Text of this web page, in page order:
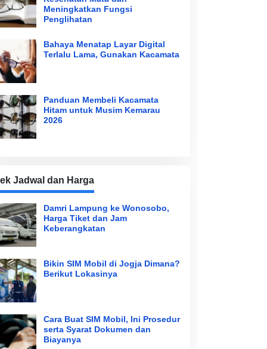
Meningkatkan Fungsi
Penglihatan
Bahaya Menatap Layar Digital
Terlalu Lama, Gunakan Kacamata
Panduan Membeli Kacamata
Hitam untuk Musim Kemarau
2026
Jadwal dan Harga
Damri Lampung ke Wonosobo,
Harga Tiket dan Jam
Keberangkatan
Bikin SIM Mobil di Jogja Dimana?
Berikut Lokasinya
Cara Buat SIM Mobil, Ini Prosedur
serta Syarat Dokumen dan
Biayanya